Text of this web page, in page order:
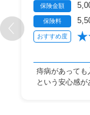
保険金額
保険料
おすすめ度
痔病があっても
という安心感